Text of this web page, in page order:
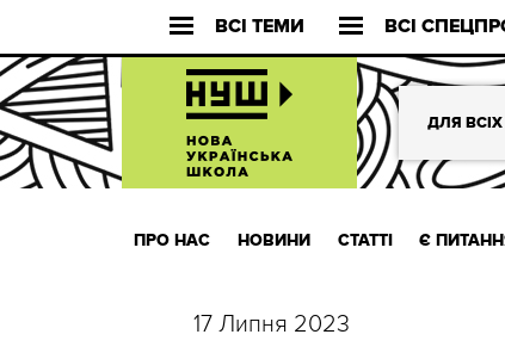
ВСІ ТЕМИ ВСІ
ДЛЯ ВСІХ
ПРО НАС НОВИНИ СТАТТІ Є
17 Липня 2023